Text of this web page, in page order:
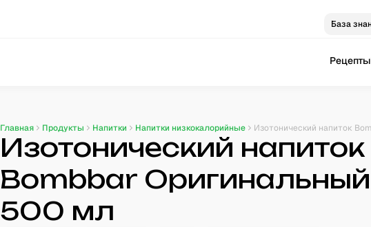
База
Рецепты
Главная Продукты Напитки Напитки низкокалорийные
Изотонический напиток
Bombbar Оригинальный
500 мл